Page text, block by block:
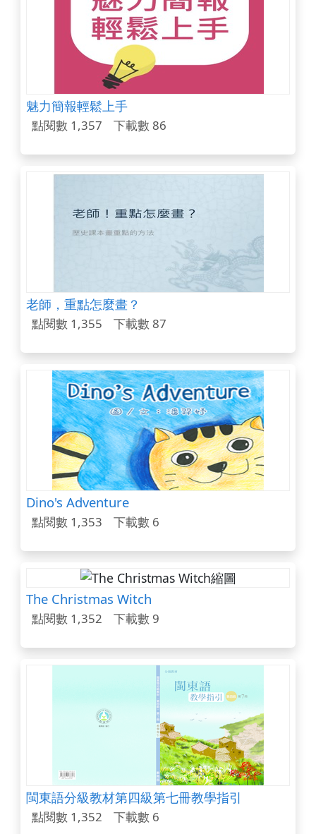
魅力簡報輕鬆上手
點閱數 1,357 下載數 86
老師，重點怎麼畫？
點閱數 1,355 下載數 87
Dino's Adventure
點閱數 1,353 下載數 6
The Christmas Witch
點閱數 1,352 下載數 9
閩東語分級教材第四級第七冊教學指引
點閱數 1,352 下載數 6